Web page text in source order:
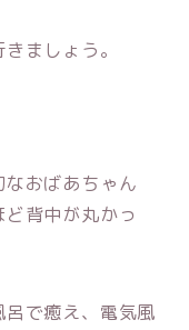
ましょう。
おばあちゃん
背中が丸かっ
で癒え、電気風